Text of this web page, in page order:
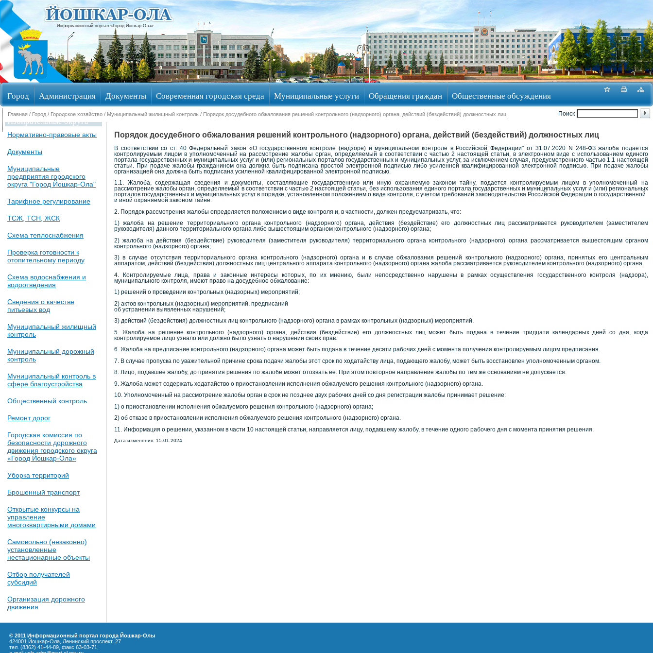
Информационный портал «Город Йошкар-Ола»
Город Администрация Документы Современная городская среда Муниципальные услуги Обращения граждан Общественные обсуждения
Избирательные округа
Поиск
Главная / Город / Городское хозяйство / Муниципальный жилищный контроль / Порядок досудебного обжалования решений контрольного (надзорного) органа, действий (бездействий) должностных лиц
Нормативно-правовые акты
Документы
Муниципальные
предприятия городского
округа "Город Йошкар-Ола"
Тарифное регулирование
ТСЖ, ТСН, ЖСК
Схема теплоснабжения
Проверка готовности к
отопительному периоду
Схема водоснабжения и
водоотведения
Сведения о качестве
питьевых вод
Муниципальный жилищный
контроль
Муниципальный дорожный
контроль
Муниципальный контроль в
сфере благоустройства
Общественный контроль
Ремонт дорог
Городская комиссия по
безопасности дорожного
движения городского округа
«Город Йошкар-Ола»
Уборка территорий
Брошенный транспорт
Открытые конкурсы на
управление
многоквартирными домами
Самовольно (незаконно)
установленные
нестационарные объекты
Отбор получателей
субсидий
Организация дорожного
движения
Порядок досудебного обжалования решений контрольного (надзорного) органа, действий (бездействий) должностных лиц
В соответствии со ст. 40 Федеральный закон «О государственном контроле (надзоре) и муниципальном контроле в Российской Федерации" от 31.07.2020 N 248-ФЗ жалоба подается
контролируемым лицом в уполномоченный на рассмотрение жалобы орган, определяемый в соответствии с частью 2 настоящей статьи, в электронном виде с использованием единого
портала государственных и муниципальных услуг и (или) региональных порталов государственных и муниципальных услуг, за исключением случая, предусмотренного частью 1.1 настоящей
статьи. При подаче жалобы гражданином она должна быть подписана простой электронной подписью либо усиленной квалифицированной электронной подписью. При подаче жалобы
организацией она должна быть подписана усиленной квалифицированной электронной подписью.
1.1. Жалоба, содержащая сведения и документы, составляющие государственную или иную охраняемую законом тайну, подается контролируемым лицом в уполномоченный на
рассмотрение жалобы орган, определяемый в соответствии с частью 2 настоящей статьи, без использования единого портала государственных и муниципальных услуг и (или) региональных
порталов государственных и муниципальных услуг в порядке, установленном положением о виде контроля, с учетом требований законодательства Российской Федерации о государственной
и иной охраняемой законом тайне.
2. Порядок рассмотрения жалобы определяется положением о виде контроля и, в частности, должен предусматривать, что:
1) жалоба на решение территориального органа контрольного (надзорного) органа, действия (бездействие) его должностных лиц рассматривается руководителем (заместителем
руководителя) данного территориального органа либо вышестоящим органом контрольного (надзорного) органа;
2) жалоба на действия (бездействие) руководителя (заместителя руководителя) территориального органа контрольного (надзорного) органа рассматривается вышестоящим органом
контрольного (надзорного) органа;
3) в случае отсутствия территориального органа контрольного (надзорного) органа и в случае обжалования решений контрольного (надзорного) органа, принятых его центральным
аппаратом, действий (бездействия) должностных лиц центрального аппарата контрольного (надзорного) органа жалоба рассматривается руководителем контрольного (надзорного) органа.
4. Контролируемые лица, права и законные интересы которых, по их мнению, были непосредственно нарушены в рамках осуществления государственного контроля (надзора),
муниципального контроля, имеют право на досудебное обжалование:
1) решений о проведении контрольных (надзорных) мероприятий;
2) актов контрольных (надзорных) мероприятий, предписаний
об устранении выявленных нарушений;
3) действий (бездействия) должностных лиц контрольного (надзорного) органа в рамках контрольных (надзорных) мероприятий.
5. Жалоба на решение контрольного (надзорного) органа, действия (бездействие) его должностных лиц может быть подана в течение тридцати календарных дней со дня, когда
контролируемое лицо узнало или должно было узнать о нарушении своих прав.
6. Жалоба на предписание контрольного (надзорного) органа может быть подана в течение десяти рабочих дней с момента получения контролируемым лицом предписания.
7. В случае пропуска по уважительной причине срока подачи жалобы этот срок по ходатайству лица, подающего жалобу, может быть восстановлен уполномоченным органом.
8. Лицо, подавшее жалобу, до принятия решения по жалобе может отозвать ее. При этом повторное направление жалобы по тем же основаниям не допускается.
9. Жалоба может содержать ходатайство о приостановлении исполнения обжалуемого решения контрольного (надзорного) органа.
10. Уполномоченный на рассмотрение жалобы орган в срок не позднее двух рабочих дней со дня регистрации жалобы принимает решение:
1) о приостановлении исполнения обжалуемого решения контрольного (надзорного) органа;
2) об отказе в приостановлении исполнения обжалуемого решения контрольного (надзорного) органа.
11. Информация о решении, указанном в части 10 настоящей статьи, направляется лицу, подавшему жалобу, в течение одного рабочего дня с момента принятия решения.
Дата изменения: 15.01.2024
© 2011 Информационный портал города Йошкар-Олы
424001 Йошкар-Ола, Ленинский проспект, 27
тел. (8362) 41-44-89, факс 63-03-71,